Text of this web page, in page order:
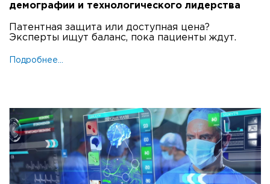
демографии и технологического лидерства
Патентная защита или доступная цена?
Эксперты ищут баланс, пока пациенты ждут.
Подробнее...